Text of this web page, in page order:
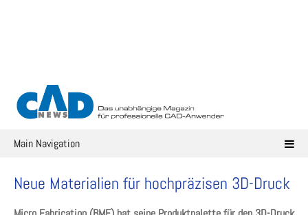
Main Navigation
Neue Materialien für hochpräzisen 3D-Druck